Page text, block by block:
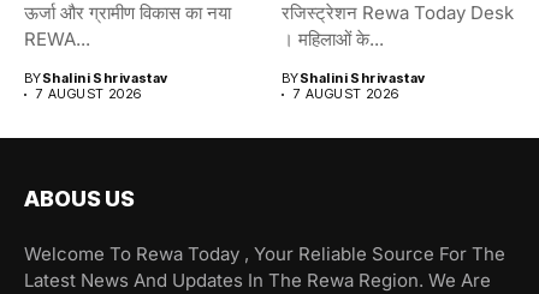
ऊर्जा और ग्रामीण विकास का नया
REWA...
BYShalini Shrivastav
7 AUGUST 2026
रजिस्ट्रेशन Rewa Today Desk
। महिलाओं के...
BYShalini Shrivastav
7 AUGUST 2026
ABOUS US
Welcome To Rewa Today , Your Reliable Source For The
Latest News And Updates In The Rewa Region. We Are